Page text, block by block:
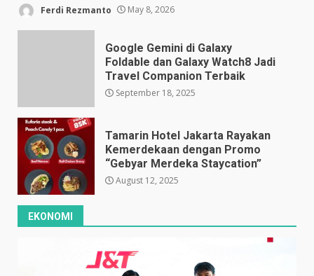
Ferdi Rezmanto May 8, 2026
Google Gemini di Galaxy
Foldable dan Galaxy Watch8 Jadi
Travel Companion Terbaik
September 18, 2025
Tamarin Hotel Jakarta Rayakan
Kemerdekaan dengan Promo
“Gebyar Merdeka Staycation”
August 12, 2025
EKONOMI